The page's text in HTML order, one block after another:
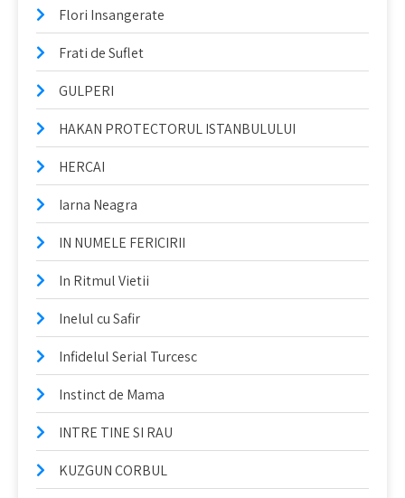
Flori Insangerate
Frati de Suflet
GULPERI
HAKAN PROTECTORUL ISTANBULULUI
HERCAI
Iarna Neagra
IN NUMELE FERICIRII
In Ritmul Vietii
Inelul cu Safir
Infidelul Serial Turcesc
Instinct de Mama
INTRE TINE SI RAU
KUZGUN CORBUL